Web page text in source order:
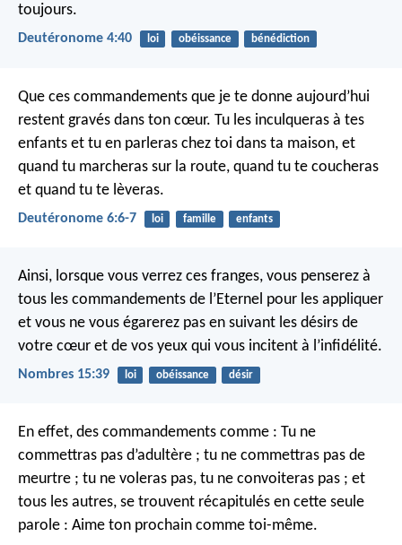
toujours.
Deutéronome 4:40 loi obéissance bénédiction
Que ces commandements que je te donne aujourd’hui
restent gravés dans ton cœur. Tu les inculqueras à tes
enfants et tu en parleras chez toi dans ta maison, et
quand tu marcheras sur la route, quand tu te coucheras
et quand tu te lèveras.
Deutéronome 6:6-7 loi famille enfants
Ainsi, lorsque vous verrez ces franges, vous penserez à
tous les commandements de l’Eternel pour les appliquer
et vous ne vous égarerez pas en suivant les désirs de
votre cœur et de vos yeux qui vous incitent à l’infidélité.
Nombres 15:39 loi obéissance désir
En effet, des commandements comme : Tu ne
commettras pas d’adultère ; tu ne commettras pas de
meurtre ; tu ne voleras pas, tu ne convoiteras pas ; et
tous les autres, se trouvent récapitulés en cette seule
parole : Aime ton prochain comme toi-même.